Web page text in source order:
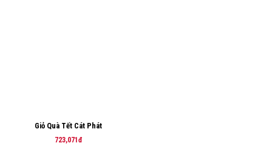
Giỏ Quà Tết Cát Phát
723,071đ